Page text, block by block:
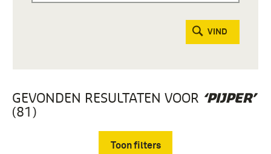
VIND
GEVONDEN RESULTATEN VOOR ‘PIJPER’
(81)
Toon filters